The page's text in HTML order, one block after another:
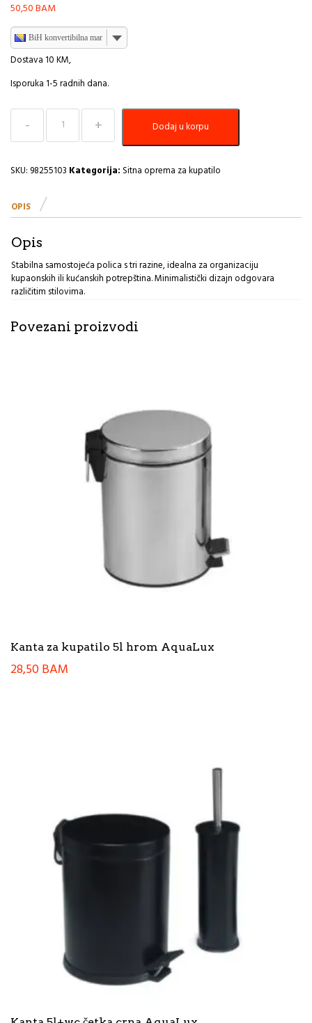
50,50BAM
BiH konvertibilna marka
Dostava 10 KM,
Isporuka 1-5 radnih dana.
Samostojeća
polica
3
mdf
Tendance
količina
Dodaj u korpu
SKU: 98255103 Kategorija: Sitna oprema za kupatilo
OPIS
Opis
Stabilna samostojeća polica s tri razine, idealna za organizaciju
kupaonskih ili kućanskih potrepština. Minimalistički dizajn odgovara
različitim stilovima.
Povezani proizvodi
Kanta za kupatilo 5l hrom AquaLux
28,50BAM